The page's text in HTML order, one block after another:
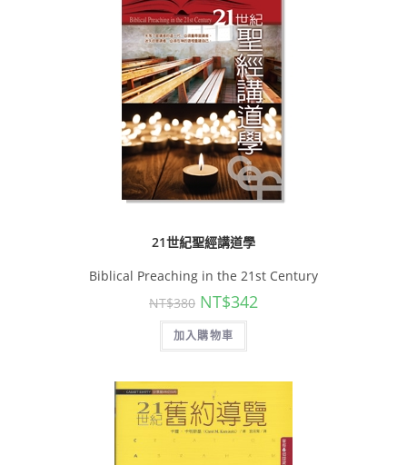
21世紀聖經講道學
Biblical Preaching in the 21st Century
NT$380 NT$342
加入購物車